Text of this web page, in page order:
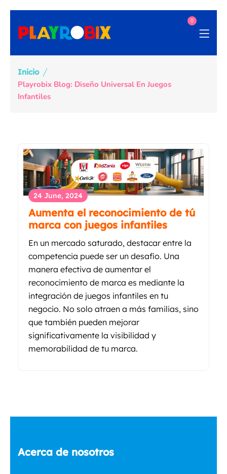
0
Inicio
Playrobix Blog: Diseño Universal En Juegos
Infantiles
24 June, 2024
Aumenta el reconocimiento de tú
marca con juegos infantiles
En un mercado saturado, destacar entre la
competencia puede ser un desafío. Una
manera efectiva de aumentar el
reconocimiento de marca es mediante la
integración de juegos infantiles en tu
negocio. No solo atraen a más familias, sino
que también pueden mejorar
significativamente la visibilidad y
memorabilidad de tu marca.
Acerca de nosotros